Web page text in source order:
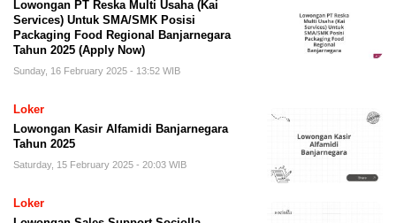
Lowongan PT Reska Multi Usaha (Kai
Services) Untuk SMA/SMK Posisi
Packaging Food Regional Banjarnegara
Tahun 2025 (Apply Now)
Sunday, 16 February 2025 - 13:52 WIB
Loker
Lowongan Kasir Alfamidi Banjarnegara
Tahun 2025
Saturday, 15 February 2025 - 20:03 WIB
Loker